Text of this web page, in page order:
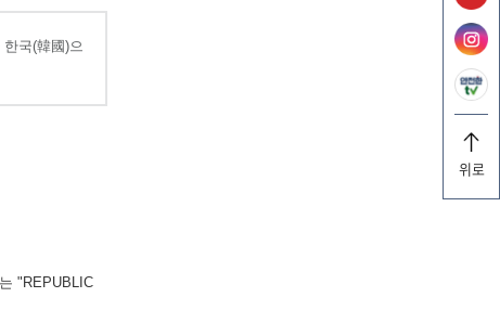
위로
국(韓國)으
"REPUBLIC